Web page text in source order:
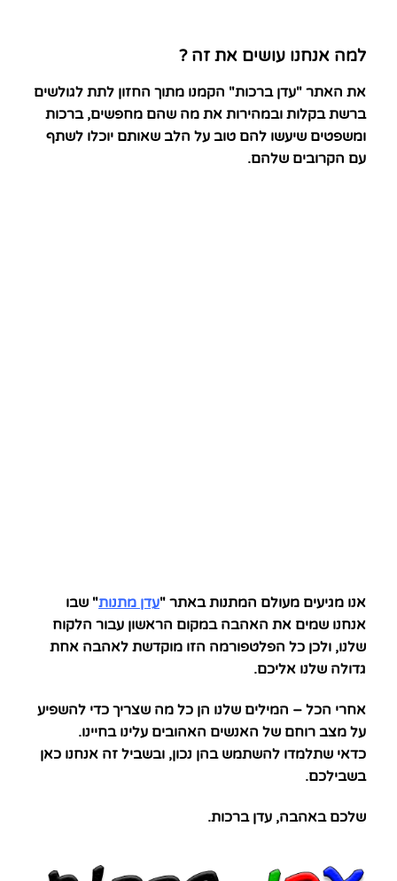
למה אנחנו עושים את זה ?
את האתר "עדן ברכות" הקמנו מתוך החזון לתת לגולשים
ברשת בקלות ובמהירות את מה שהם מחפשים, ברכות
ומשפטים שיעשו להם טוב על הלב שאותם יוכלו לשתף
עם הקרובים שלהם.
אנו מגיעים מעולם המתנות באתר "עדן מתנות" שבו
אנחנו שמים את האהבה במקום הראשון עבור הלקוח
שלנו, ולכן כל הפלטפורמה הזו מוקדשת לאהבה אחת
גדולה שלנו אליכם.
אחרי הכל – המילים שלנו הן כל מה שצריך כדי להשפיע
על מצב רוחם של האנשים האהובים עלינו בחיינו.
כדאי שתלמדו להשתמש בהן נכון, ובשביל זה אנחנו כאן
בשבילכם.
שלכם באהבה, עדן ברכות.